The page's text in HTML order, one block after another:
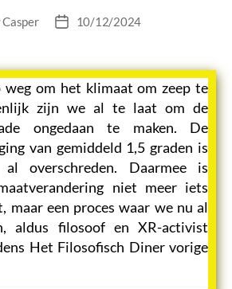
Casper
Post10/12/2024
om het klimaat om zeep te
zijn we al te laat om de
ongedaan te maken. De
van gemiddeld 1,5 graden is
overschreden. Daarmee is
niet meer iets
maar een proces waar we nu al
aldus filosoof en XR-activist
Het Filosofisch Diner vorige